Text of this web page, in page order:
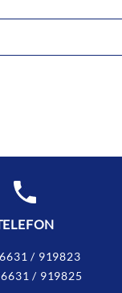
/ 919823
/ 919825